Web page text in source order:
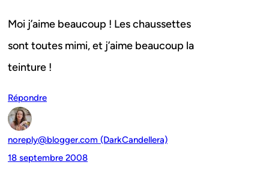
Moi j’aime beaucoup ! Les chaussettes
sont toutes mimi, et j’aime beaucoup la
teinture !
Répondre
noreply@blogger.com (DarkCandellera)
18 septembre 2008